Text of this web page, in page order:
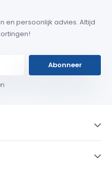
en persoonlijk advies. Altijd
Abonneer